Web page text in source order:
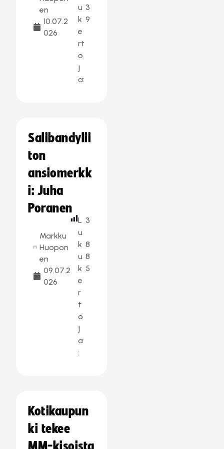
en
10.07.2
026
u
k
e
rt
o
j
a:
3
9
Salibandylii
ton
ansiomerkk
i: Juha
Poranen
Markku
Huopon
en
09.07.2
026
L
u
k
u
k
e
r
t
o
j
a
:
3
8
8
5
Kotikaupun
ki tekee